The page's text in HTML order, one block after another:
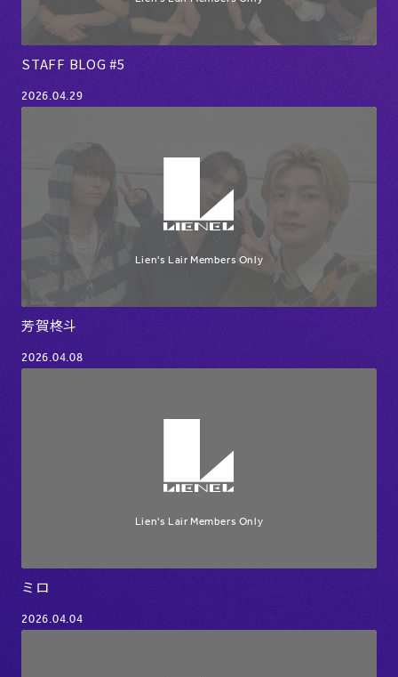
STAFF BLOG #5
2026.04.29
芳賀柊斗
2026.04.08
ミロ
2026.04.04